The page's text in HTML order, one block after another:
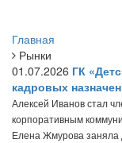
Главная
Рынки
01.07.2026 ГК
кадровых
Алексей Иванов стал
корпоративным
Елена Жмурова заняла